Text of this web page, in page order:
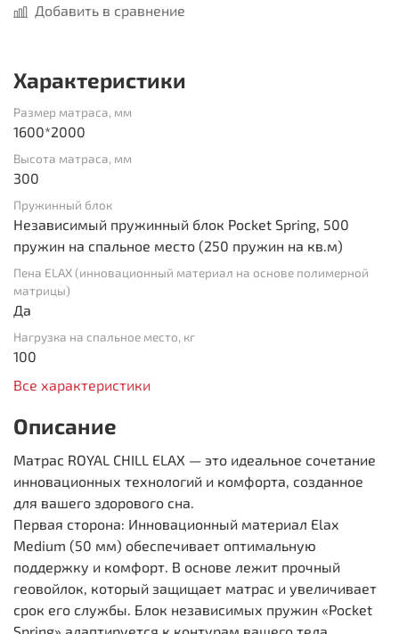
Добавить в сравнение
Характеристики
Размер матраса, мм
1600*2000
Высота матраса, мм
300
Пружинный блок
Независимый пружинный блок Pocket Spring, 500
пружин на спальное место (250 пружин на кв.м)
Пена ELAX (инновационный материал на основе полимерной
матрицы)
Да
Нагрузка на спальное место, кг
100
Все характеристики
Описание
Матрас ROYAL CHILL ELAX — это идеальное сочетание
инновационных технологий и комфорта, созданное
для вашего здорового сна.
Первая сторона: Инновационный материал Elax
Medium (50 мм) обеспечивает оптимальную
поддержку и комфорт. В основе лежит прочный
геовойлок, который защищает матрас и увеличивает
срок его службы. Блок независимых пружин «Pocket